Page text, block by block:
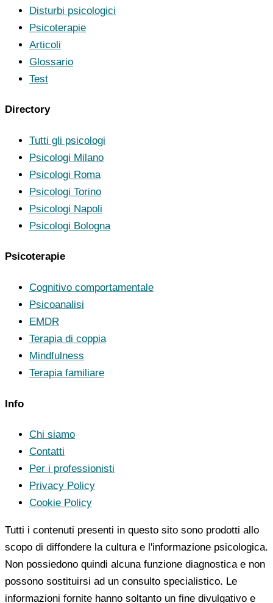
Disturbi psicologici
Psicoterapie
Articoli
Glossario
Test
Directory
Tutti gli psicologi
Psicologi Milano
Psicologi Roma
Psicologi Torino
Psicologi Napoli
Psicologi Bologna
Psicoterapie
Cognitivo comportamentale
Psicoanalisi
EMDR
Terapia di coppia
Mindfulness
Terapia familiare
Info
Chi siamo
Contatti
Per i professionisti
Privacy Policy
Cookie Policy
Tutti i contenuti presenti in questo sito sono prodotti allo
scopo di diffondere la cultura e l'informazione psicologica.
Non possiedono quindi alcuna funzione diagnostica e non
possono sostituirsi ad un consulto specialistico. Le
informazioni fornite hanno soltanto un fine divulgativo e